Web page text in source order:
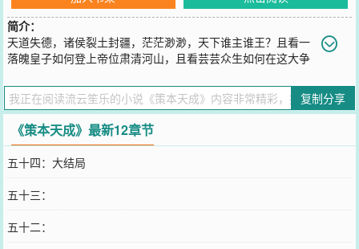
简介：
天道失德，诸侯裂土封疆，茫茫渺渺，天下谁主谁王？且看一
落魄皇子如何登上帝位肃清河山，且看芸芸众生如何在这大争
膝，醒掌天下权，那是每个人心中都存在的欲望，如今朕做了你们想
做又不敢做的，你们却摆出一副圣贤的样子对朕口诛笔伐……”“天......
下诸王听着，若你们识相，交出玺授，向朕称臣，那朕便以王道一统
天下，使黎明百姓免受刀兵之苦，汝等若是不肯，王道不行，寡人便
取兵道！”【展开】【收起】
您要是觉得《策本天成
里的朋友推荐哦！
复制分享
《策本天成》最新12章节
五十四：大结局
五十三：
五十二：